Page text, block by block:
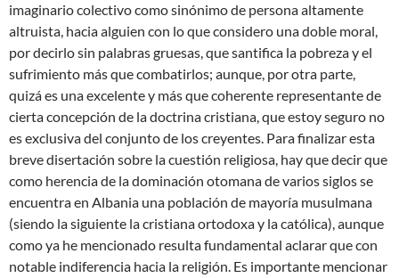
imaginario colectivo como sinónimo de persona altamente
altruista, hacia alguien con lo que considero una doble moral,
por decirlo sin palabras gruesas, que santifica la pobreza y el
sufrimiento más que combatirlos; aunque, por otra parte,
quizá es una excelente y más que coherente representante de
cierta concepción de la doctrina cristiana, que estoy seguro no
es exclusiva del conjunto de los creyentes. Para finalizar esta
breve disertación sobre la cuestión religiosa, hay que decir que
como herencia de la dominación otomana de varios siglos se
encuentra en Albania una población de mayoría musulmana
(siendo la siguiente la cristiana ortodoxa y la católica), aunque
como ya he mencionado resulta fundamental aclarar que con
notable indiferencia hacia la religión. Es importante mencionar